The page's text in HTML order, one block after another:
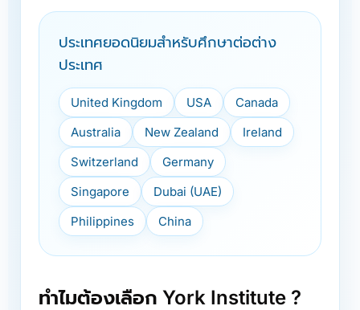
ประเทศยอดนิยมสำหรับศึกษาต่อต่าง
ประเทศ
United Kingdom USA
Canada
Australia
New Zealand
Ireland
Switzerland
Germany
Singapore
Dubai (UAE)
Philippines
China
ทำไมต้องเลือก York Institute ?